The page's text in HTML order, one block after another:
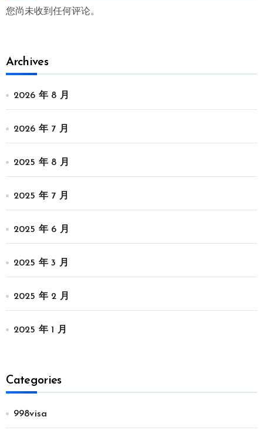
您尚未收到任何评论。
Archives
2026 年 8 月
2026 年 7 月
2025 年 8 月
2025 年 7 月
2025 年 6 月
2025 年 3 月
2025 年 2 月
2025 年 1 月
Categories
998visa